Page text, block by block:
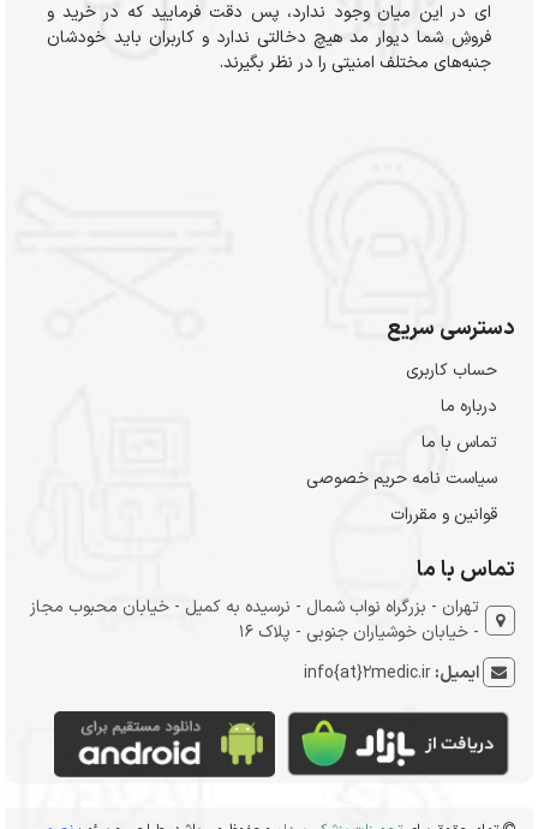
ای در این میان وجود ندارد، پس دقت فرمایید که در خرید و
فروشِ شما دیوار مد هیچ دخالتی ندارد و کاربران باید خودشان
جنبه‌های مختلف امنیتی را در نظر بگیرند.
دسترسی سریع
حساب کاربری
درباره ما
تماس با ما
سیاست نامه حریم خصوصی
قوانین و مقررات
تماس با ما
تهران - بزرگراه نواب شمال - نرسیده به کمیل - خیابان محبوب مجاز
- خیابان خوشیاران جنوبی - پلاک 16
ایمیل:info{at}2medic.ir